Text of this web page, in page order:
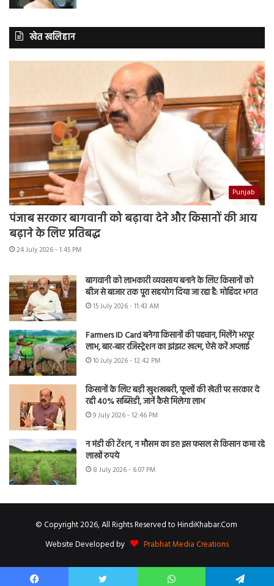
खेत खलिहान
Punjab
पंजाब सरकार बागवानी को बढ़ावा देने और किसानों की आय
बढ़ाने के लिए प्रतिबद्ध
24 July 2026 - 1:45 PM
बागवानी को लाभकारी व्यवसाय बनाने के लिए किसानों को
बीज से बाजार तक पूरा सहयोग दिया जा रहा है: मोहिंदर भगत
15 July 2026 - 11:43 AM
Farmers ID Card बनेगा किसानों की पहचान, मिलेंगे भरपूर
लाभ, बार-बार रजिस्ट्रेशन का झंझट खत्म, ऐसे करें अप्लाई
10 July 2026 - 12:42 PM
किसानों के लिए बड़ी खुशखबरी, फूलों की खेती पर सरकार दे
रही 40% सब्सिडी, जानें कैसे मिलेगा लाभ
9 July 2026 - 12:46 PM
न मंडी की टेंशन, न मौसम का डर! इस फसल से किसान कमा रहे
लाखों रुपये
8 July 2026 - 6:07 PM
© Copyright 2026, All Rights Reserved to HindiKhabar.Com
Website Developed by
Prabhat Media Creations